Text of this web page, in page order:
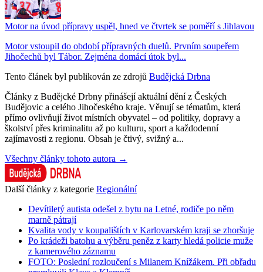
Motor na úvod přípravy uspěl, hned ve čtvrtek se poměří s Jihlavou
Motor vstoupil do období přípravných duelů. Prvním soupeřem
Jihočechů byl Tábor. Zejména domácí útok byl...
Tento článek byl publikován ze zdrojů Budějcká Drbna
Články z Budějcké Drbny přinášejí aktuální dění z Českých
Budějovic a celého Jihočeského kraje. Věnují se tématům, která
přímo ovlivňují život místních obyvatel – od politiky, dopravy a
školství přes kriminalitu až po kulturu, sport a každodenní
zajímavosti z regionu. Obsah je čtivý, svižný a...
Všechny články tohoto autora →
Další články z kategorie Regionální
Devítiletý autista odešel z bytu na Letné, rodiče po něm
marně pátrají
Kvalita vody v koupalištích v Karlovarském kraji se zhoršuje
Po krádeži batohu a výběru peněz z karty hledá policie muže
z kamerového záznamu
FOTO: Poslední rozloučení s Milanem Knížákem. Při obřadu